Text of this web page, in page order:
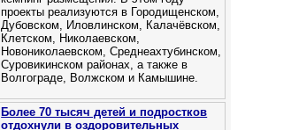
проекты реализуются в Городищенском,
Дубовском, Иловлинском, Калачёвском,
Клетском, Николаевском,
Новониколаевском, Среднеахтубинском,
Суровикинском районах, а также в
Волгограде, Волжском и Камышине.
Более 70 тысяч детей и подростков
отдохнули в оздоровительных